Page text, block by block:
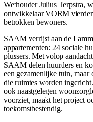
Wethouder Julius Terpstra,
ontwikkelaar VORM
betrokken bewoners.
SAAM verrijst aan de
appartementen: 24 sociale
plussers. Met volop
SAAM delen huurders en
een gezamenlijke tuin,
die ruimtes worden
ook naastgelegen
voorziet, maakt het project
toekomstbestendig.